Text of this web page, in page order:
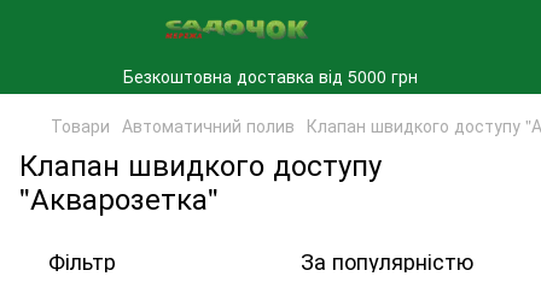
Безкоштовна доставка від 5000 грн
Товари Автоматичний полив Клапан швидкого доступу
Клапан швидкого доступу
"Акварозетка"
Фільтр За популярністю